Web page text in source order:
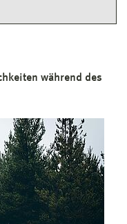
während des